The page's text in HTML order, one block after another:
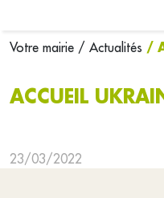
Votre mairie / Actualités /
ACCUEIL
23/03/2022